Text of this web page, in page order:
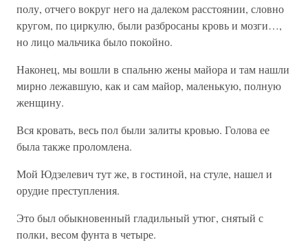
полу, отчего вокруг него на далеком расстоянии, словно
кругом, по циркулю, были разбросаны кровь и мозги…,
но лицо мальчика было покойно.
Наконец, мы вошли в спальню жены майора и там нашли
мирно лежавшую, как и сам майор, маленькую, полную
женщину.
Вся кровать, весь пол были залиты кровью. Голова ее
была также проломлена.
Мой Юдзелевич тут же, в гостиной, на стуле, нашел и
орудие преступления.
Это был обыкновенный гладильный утюг, снятый с
полки, весом фунта в четыре.